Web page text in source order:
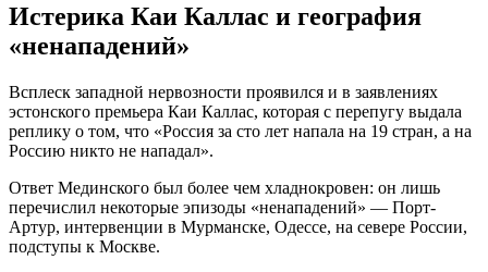
Истерика Каи Каллас и география
«ненападений»
Всплеск западной нервозности проявился и в заявлениях
эстонского премьера Каи Каллас, которая с перепугу выдала
реплику о том, что «Россия за сто лет напала на 19 стран, а на
Россию никто не нападал».
Ответ Мединского был более чем хладнокровен: он лишь
перечислил некоторые эпизоды «ненападений» — Порт-
Артур, интервенции в Мурманске, Одессе, на севере России,
подступы к Москве.